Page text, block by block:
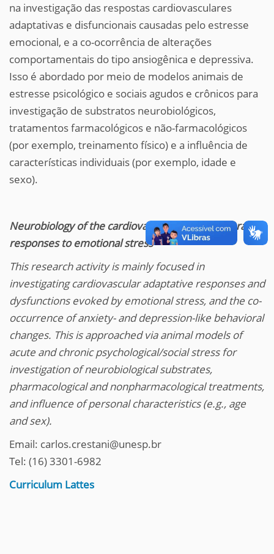
na investigação das respostas cardiovasculares
adaptativas e disfuncionais causadas pelo estresse
emocional, e a co-ocorrência de alterações
comportamentais do tipo ansiogênica e depressiva.
Isso é abordado por meio de modelos animais de
estresse psicológico e sociais agudos e crônicos para
investigação de substratos neurobiológicos,
tratamentos farmacológicos e não-farmacológicos
(por exemplo, treinamento físico) e a influência de
características individuais (por exemplo, idade e
sexo).
Neurobiology of the cardiovascular and behavioral
responses to emotional stress
This research activity is mainly focused in
investigating cardiovascular adaptative responses and
dysfunctions evoked by emotional stress, and the co-
occurrence of anxiety- and depression-like behavioral
changes. This is approached via animal models of
acute and chronic psychological/social stress for
investigation of neurobiological substrates,
pharmacological and nonpharmacological treatments,
and influence of personal characteristics (e.g., age
and sex).
Email: carlos.crestani@unesp.br
Tel: (16) 3301-6982
Curriculum Lattes